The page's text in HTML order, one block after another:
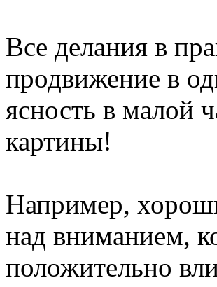
Все делания в
продвижение в
ясность в малой
картины!
Например,
над вниманием,
положительно